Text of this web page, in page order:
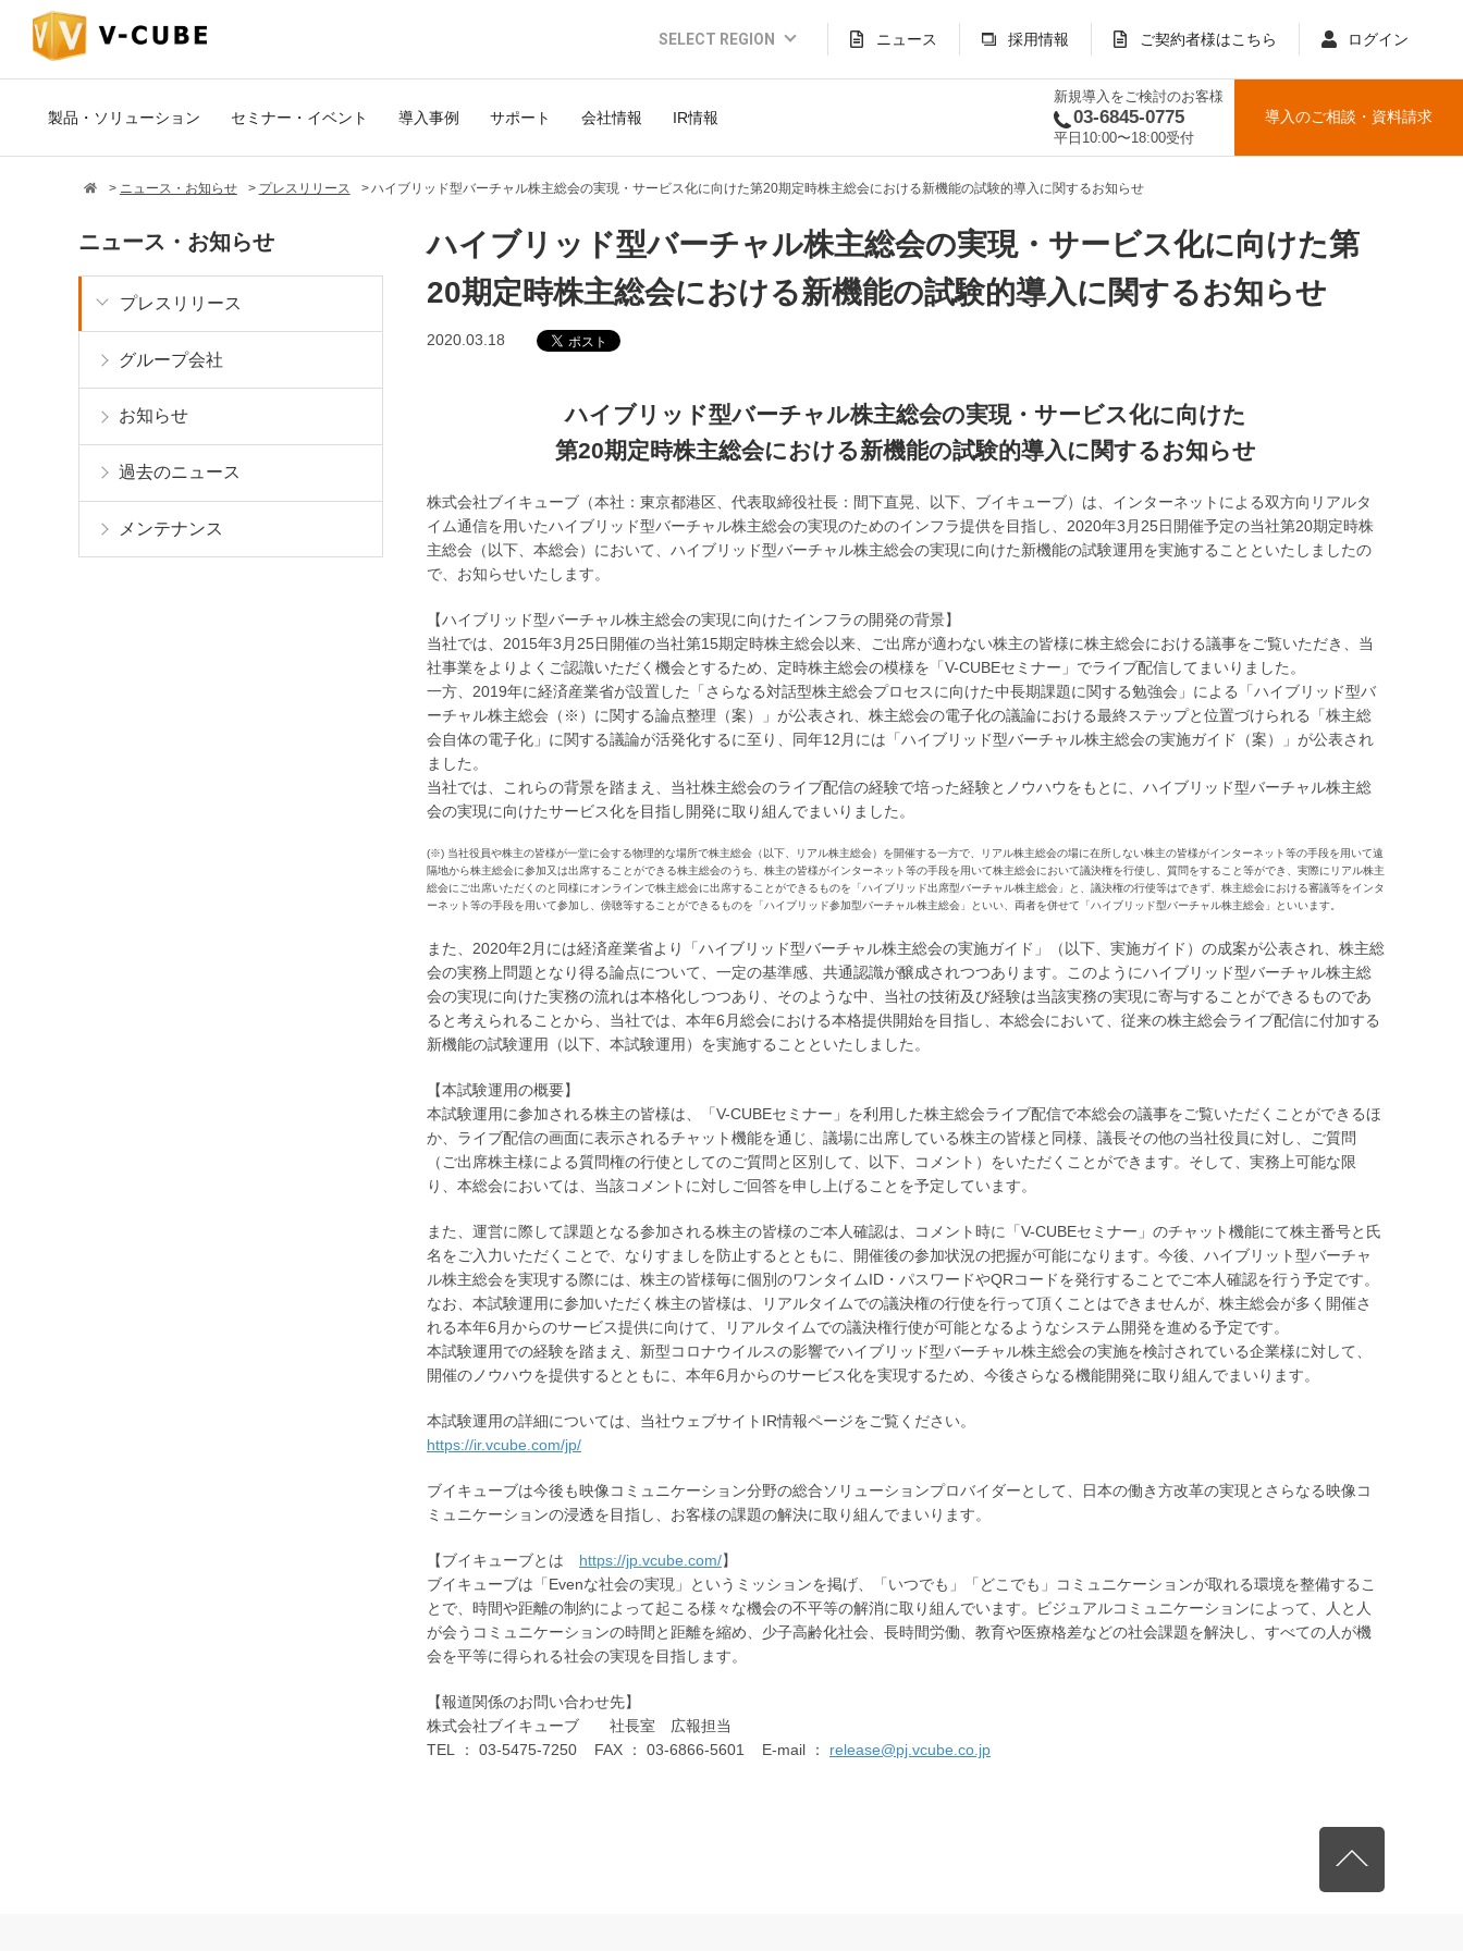
SELECT REGION
Global Website (English)
JAPAN (日本語)
INDONESIA (Bahasa)
TAIWAN(繁體)
ニュース 採用情報 ご契約者様はこちら ログイン
製品・ソリューション セミナー・イベント 導入事例 サポート 会社情報 IR情報
新規導入をご検討のお客様
03-6845-0775
平日10:00〜18:00受付
導入のご相談 ・ 資料請求
ニュース・お知らせ プレスリリース ハイブリッド型バーチャル株主総会の実現・サービス化に向けた第20期定時株主総会における新機能の試験的導入に関するお知らせ
ハイブリッド型バーチャル株主総会の実現・サービス化に向けた第
20期定時株主総会における新機能の試験的導入に関するお知らせ
2020.03.18
ハイブリッド型バーチャル株主総会の実現・サービス化に向けた
第20期定時株主総会における新機能の試験的導入に関するお知らせ
株式会社ブイキューブ（本社：東京都港区、代表取締役社長：間下直晃、以下、ブイキューブ）は、インターネットによる双方向リアルタ
イム通信を用いたハイブリッド型バーチャル株主総会の実現のためのインフラ提供を目指し、2020年3月25日開催予定の当社第20期定時株
主総会（以下、本総会）において、ハイブリッド型バーチャル株主総会の実現に向けた新機能の試験運用を実施することといたしましたの
で、お知らせいたします。
【ハイブリッド型バーチャル株主総会の実現に向けたインフラの開発の背景】
当社では、2015年3月25日開催の当社第15期定時株主総会以来、ご出席が適わない株主の皆様に株主総会における議事をご覧いただき、当
社事業をよりよくご認識いただく機会とするため、定時株主総会の模様を「V-CUBEセミナー」でライブ配信してまいりました。
一方、2019年に経済産業省が設置した「さらなる対話型株主総会プロセスに向けた中長期課題に関する勉強会」による「ハイブリッド型バ
ーチャル株主総会（※）に関する論点整理（案）」が公表され、株主総会の電子化の議論における最終ステップと位置づけられる「株主総
会自体の電子化」に関する議論が活発化するに至り、同年12月には「ハイブリッド型バーチャル株主総会の実施ガイド（案）」が公表され
ました。
当社では、これらの背景を踏まえ、当社株主総会のライブ配信の経験で培った経験とノウハウをもとに、ハイブリッド型バーチャル株主総
会の実現に向けたサービス化を目指し開発に取り組んでまいりました。
(※) 当社役員や株主の皆様が一堂に会する物理的な場所で株主総会（以下、リアル株主総会）を開催する一方で、リアル株主総会の場に在所しない株主の皆様がインターネット等の手段を用いて遠
隔地から株主総会に参加又は出席することができる株主総会のうち、株主の皆様がインターネット等の手段を用いて株主総会において議決権を行使し、質問をすること等ができ、実際にリアル株主
総会にご出席いただくのと同様にオンラインで株主総会に出席することができるものを「ハイブリッド出席型バーチャル株主総会」と、議決権の行使等はできず、株主総会における審議等をインタ
ーネット等の手段を用いて参加し、傍聴等することができるものを「ハイブリッド参加型バーチャル株主総会」といい、両者を併せて「ハイブリッド型バーチャル株主総会」といいます。
また、2020年2月には経済産業省より「ハイブリッド型バーチャル株主総会の実施ガイド」（以下、実施ガイド）の成案が公表され、株主総
会の実務上問題となり得る論点について、一定の基準感、共通認識が醸成されつつあります。このようにハイブリッド型バーチャル株主総
会の実現に向けた実務の流れは本格化しつつあり、そのような中、当社の技術及び経験は当該実務の実現に寄与することができるものであ
ると考えられることから、当社では、本年6月総会における本格提供開始を目指し、本総会において、従来の株主総会ライブ配信に付加する
新機能の試験運用（以下、本試験運用）を実施することといたしました。
【本試験運用の概要】
本試験運用に参加される株主の皆様は、「V-CUBEセミナー」を利用した株主総会ライブ配信で本総会の議事をご覧いただくことができるほ
か、ライブ配信の画面に表示されるチャット機能を通じ、議場に出席している株主の皆様と同様、議長その他の当社役員に対し、ご質問
（ご出席株主様による質問権の行使としてのご質問と区別して、以下、コメント）をいただくことができます。そして、実務上可能な限
り、本総会においては、当該コメントに対しご回答を申し上げることを予定しています。
また、運営に際して課題となる参加される株主の皆様のご本人確認は、コメント時に「V-CUBEセミナー」のチャット機能にて株主番号と氏
名をご入力いただくことで、なりすましを防止するとともに、開催後の参加状況の把握が可能になります。今後、ハイブリット型バーチャ
ル株主総会を実現する際には、株主の皆様毎に個別のワンタイムID・パスワードやQRコードを発行することでご本人確認を行う予定です。
なお、本試験運用に参加いただく株主の皆様は、リアルタイムでの議決権の行使を行って頂くことはできませんが、株主総会が多く開催さ
れる本年6月からのサービス提供に向けて、リアルタイムでの議決権行使が可能となるようなシステム開発を進める予定です。
本試験運用での経験を踏まえ、新型コロナウイルスの影響でハイブリッド型バーチャル株主総会の実施を検討されている企業様に対して、
開催のノウハウを提供するとともに、本年6月からのサービス化を実現するため、今後さらなる機能開発に取り組んでまいります。
本試験運用の詳細については、当社ウェブサイトIR情報ページをご覧ください。
https://ir.vcube.com/jp/
ブイキューブは今後も映像コミュニケーション分野の総合ソリューションプロバイダーとして、日本の働き方改革の実現とさらなる映像コ
ミュニケーションの浸透を目指し、お客様の課題の解決に取り組んでまいります。
【ブイキューブとは https://jp.vcube.com/】
ブイキューブは「Evenな社会の実現」というミッションを掲げ、「いつでも」「どこでも」コミュニケーションが取れる環境を整備するこ
とで、時間や距離の制約によって起こる様々な機会の不平等の解消に取り組んでいます。ビジュアルコミュニケーションによって、人と人
が会うコミュニケーションの時間と距離を縮め、少子高齢化社会、長時間労働、教育や医療格差などの社会課題を解決し、すべての人が機
会を平等に得られる社会の実現を目指します。
【報道関係のお問い合わせ先】
株式会社ブイキューブ 社長室 広報担当
TEL ： 03-5475-7250 FAX ： 03-6866-5601 E-mail ： release@pj.vcube.co.jp
ニュース・お知らせ
プレスリリース
グループ会社
お知らせ
過去のニュース
メンテナンス